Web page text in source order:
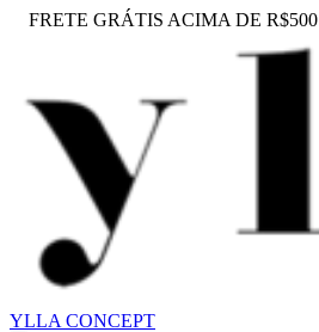
FRETE GRÁTIS ACIMA DE R$500
YLLA CONCEPT